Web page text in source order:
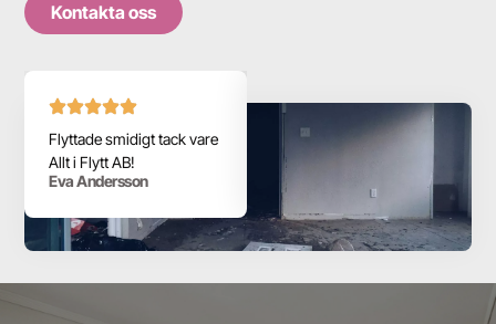
Flyttade smidigt tack vare
Allt i Flytt AB!
Eva Andersson
Professionell och pålitlig
flytthjälp till bra priser.
Kontakta oss